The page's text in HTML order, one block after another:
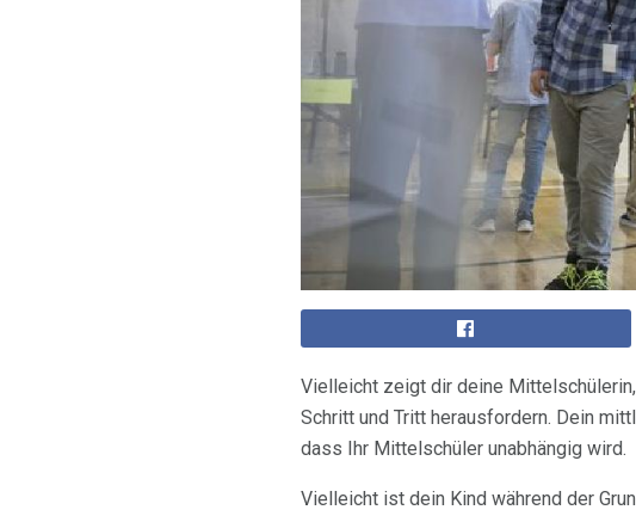
Vielleicht zeigt dir deine
Schritt und Tritt herausfordern. Dein
dass Ihr Mittelschüler unabhängig wird.
Vielleicht ist dein Kind während der